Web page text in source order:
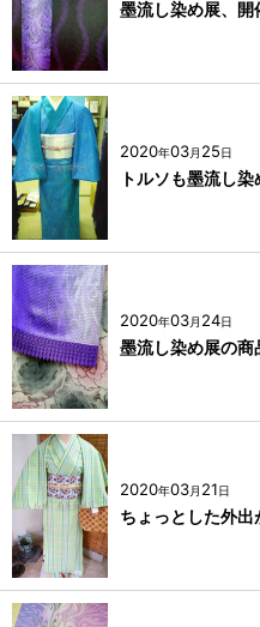
墨流し染め展、
2020年03月 25日
トルソも墨流し
2020年03月 24日
墨流し染め展の商
2020年03月 21日
ちょっとした外出